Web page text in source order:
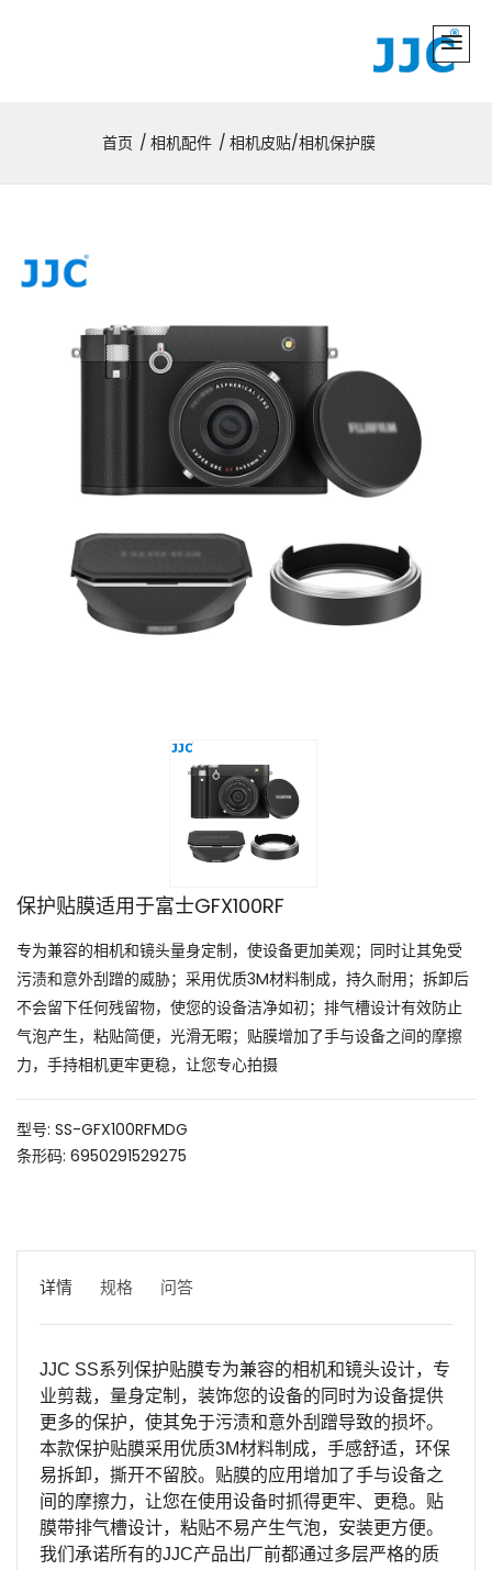
首页 相机配件 相机皮贴/相机保护膜
保护贴膜适用于富士GFX100RF
专为兼容的相机和镜头量身定制，使设备更加美观；同时让其免受
污渍和意外刮蹭的威胁；采用优质3M材料制成，持久耐用；拆卸后
不会留下任何残留物，使您的设备洁净如初；排气槽设计有效防止
气泡产生，粘贴简便，光滑无暇；贴膜增加了手与设备之间的摩擦
力，手持相机更牢更稳，让您专心拍摄
型号: SS-GFX100RFMDG
条形码: 6950291529275
详情 规格 问答
JJC SS系列保护贴膜专为兼容的相机和镜头设计，专
业剪裁，量身定制，装饰您的设备的同时为设备提供
更多的保护，使其免于污渍和意外刮蹭导致的损坏。
本款保护贴膜采用优质3M材料制成，手感舒适，环保
易拆卸，撕开不留胶。贴膜的应用增加了手与设备之
间的摩擦力，让您在使用设备时抓得更牢、更稳。贴
膜带排气槽设计，粘贴不易产生气泡，安装更方便。
我们承诺所有的JJC产品出厂前都通过多层严格的质